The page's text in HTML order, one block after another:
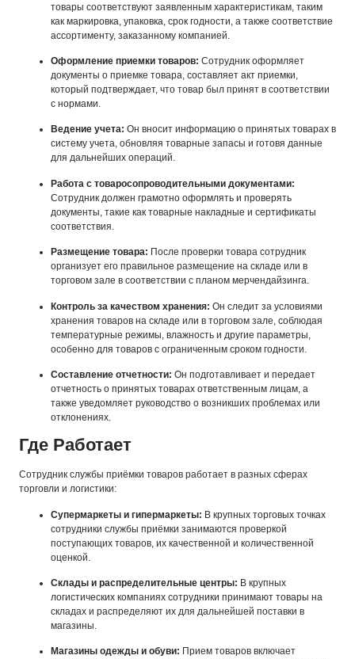
товары соответствуют заявленным характеристикам, таким
как маркировка, упаковка, срок годности, а также соответствие
ассортименту, заказанному компанией.
Оформление приемки товаров: Сотрудник оформляет
документы о приемке товара, составляет акт приемки,
который подтверждает, что товар был принят в соответствии
с нормами.
Ведение учета: Он вносит информацию о принятых товарах в
систему учета, обновляя товарные запасы и готовя данные
для дальнейших операций.
Работа с товаросопроводительными документами:
Сотрудник должен грамотно оформлять и проверять
документы, такие как товарные накладные и сертификаты
соответствия.
Размещение товара: После проверки товара сотрудник
организует его правильное размещение на складе или в
торговом зале в соответствии с планом мерчендайзинга.
Контроль за качеством хранения: Он следит за условиями
хранения товаров на складе или в торговом зале, соблюдая
температурные режимы, влажность и другие параметры,
особенно для товаров с ограниченным сроком годности.
Составление отчетности: Он подготавливает и передает
отчетность о принятых товарах ответственным лицам, а
также уведомляет руководство о возникших проблемах или
отклонениях.
Где Работает
Сотрудник службы приёмки товаров работает в разных сферах
торговли и логистики:
Супермаркеты и гипермаркеты: В крупных торговых точках
сотрудники службы приёмки занимаются проверкой
поступающих товаров, их качественной и количественной
оценкой.
Склады и распределительные центры: В крупных
логистических компаниях сотрудники принимают товары на
складах и распределяют их для дальнейшей поставки в
магазины.
Магазины одежды и обуви: Прием товаров включает